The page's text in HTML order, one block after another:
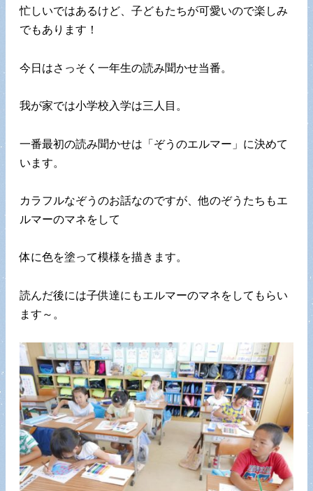
忙しいではあるけど、子どもたちが可愛いので楽しみ
でもあります！
今日はさっそく一年生の読み聞かせ当番。
我が家では小学校入学は三人目。
一番最初の読み聞かせは「ぞうのエルマー」に決めて
います。
カラフルなぞうのお話なのですが、他のぞうたちもエ
ルマーのマネをして
体に色を塗って模様を描きます。
読んだ後には子供達にもエルマーのマネをしてもらい
ます～。